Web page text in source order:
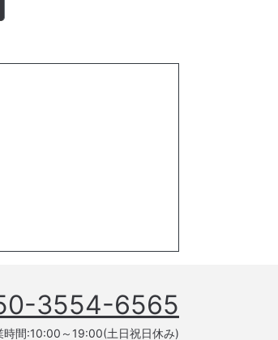
3554-6565
時間:10:00～19:00(土日祝日休み)